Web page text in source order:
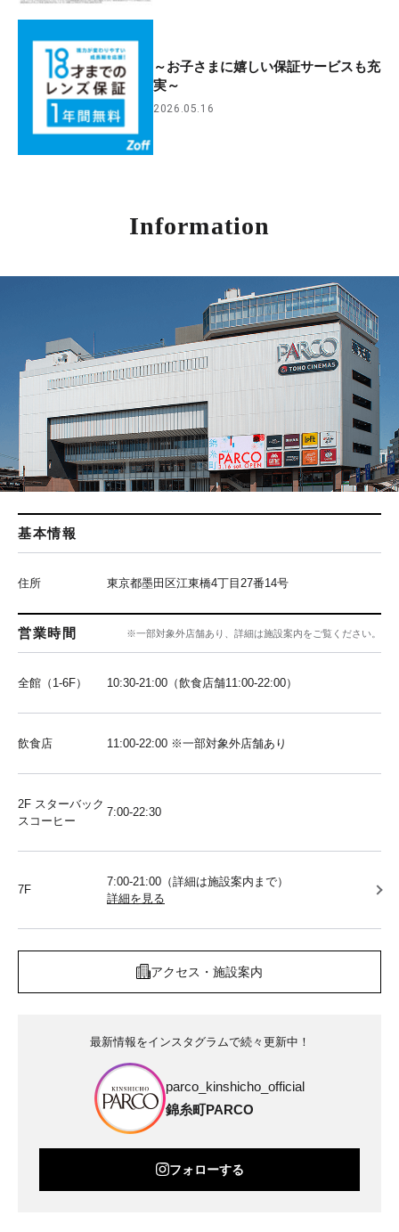
～お子さまに嬉しい保証サービスも充
実～
2026.05.16
Information
基本情報
住所 東京都墨田区江東橋4丁目27番14号
営業時間 ※一部対象外店舗あり、詳細は施設案内をご覧ください。
全館（1-6F） 10:30-21:00（飲食店舗11:00-22:00）
飲食店 11:00-22:00 ※一部対象外店舗あり
2F スターバック
スコーヒー
7:00-22:30
7F
7:00-21:00（詳細は施設案内まで）
詳細を見る
アクセス・施設案内
最新情報をインスタグラムで続々更新中！
parco_kinshicho_official
錦糸町PARCO
フォローする